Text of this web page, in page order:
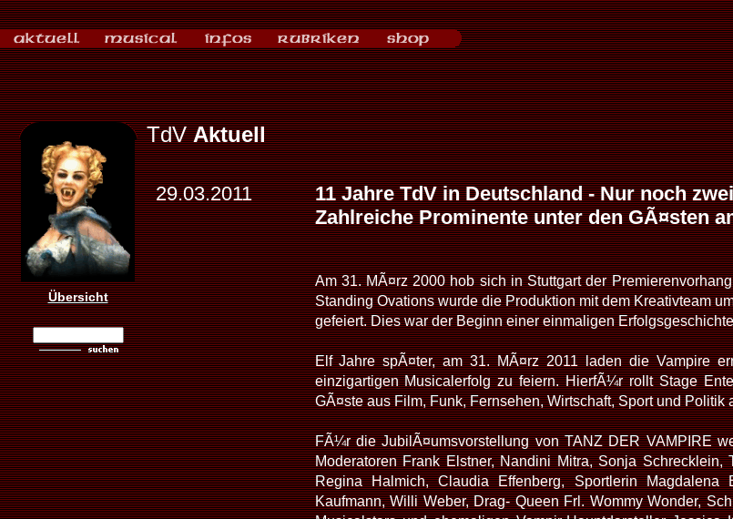
Übersicht
TdVAktuell
29.03.2011
11 Jahre TdV in Deutschland - Nur noch
Zahlreiche Prominente unter den GÃ¤sten
Am 31. MÃ¤rz 2000 hob sich in Stuttgart der
Standing Ovations wurde die Produktion mit dem Kreativteam
gefeiert. Dies war der Beginn einer einmaligen
Elf Jahre spÃ¤ter, am 31. MÃ¤rz 2011 laden die Vampire
einzigartigen Musicalerfolg zu feiern. HierfÃ¼r rollt Stage
GÃ¤ste aus Film, Funk, Fernsehen, Wirtschaft, Sport und Politik
FÃ¼r die JubilÃ¤umsvorstellung von TANZ DER VAMPIRE
Moderatoren Frank Elstner, Nandini Mitra, Sonja
Regina Halmich, Claudia Effenberg, Sportlerin
Kaufmann, Willi Weber, Drag- Queen Frl. Wommy Wonder,